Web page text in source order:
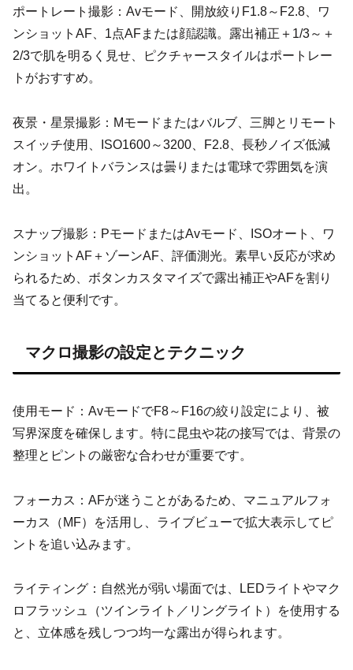
ポートレート撮影：Avモード、開放絞りF1.8～F2.8、ワ
ンショットAF、1点AFまたは顔認識。露出補正＋1/3～＋
2/3で肌を明るく見せ、ピクチャースタイルはポートレー
トがおすすめ。
夜景・星景撮影：Mモードまたはバルブ、三脚とリモート
スイッチ使用、ISO1600～3200、F2.8、長秒ノイズ低減
オン。ホワイトバランスは曇りまたは電球で雰囲気を演
出。
スナップ撮影：PモードまたはAvモード、ISOオート、ワ
ンショットAF＋ゾーンAF、評価測光。素早い反応が求め
られるため、ボタンカスタマイズで露出補正やAFを割り
当てると便利です。
マクロ撮影の設定とテクニック
使用モード：AvモードでF8～F16の絞り設定により、被
写界深度を確保します。特に昆虫や花の接写では、背景の
整理とピントの厳密な合わせが重要です。
フォーカス：AFが迷うことがあるため、マニュアルフォ
ーカス（MF）を活用し、ライブビューで拡大表示してピ
ントを追い込みます。
ライティング：自然光が弱い場面では、LEDライトやマク
ロフラッシュ（ツインライト／リングライト）を使用する
と、立体感を残しつつ均一な露出が得られます。